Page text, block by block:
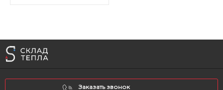
Заказать звонок